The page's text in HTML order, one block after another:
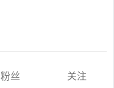
粉丝
关注